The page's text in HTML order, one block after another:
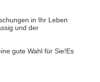
in Ihr Leben
und der
gute Wahl für Sie!Es